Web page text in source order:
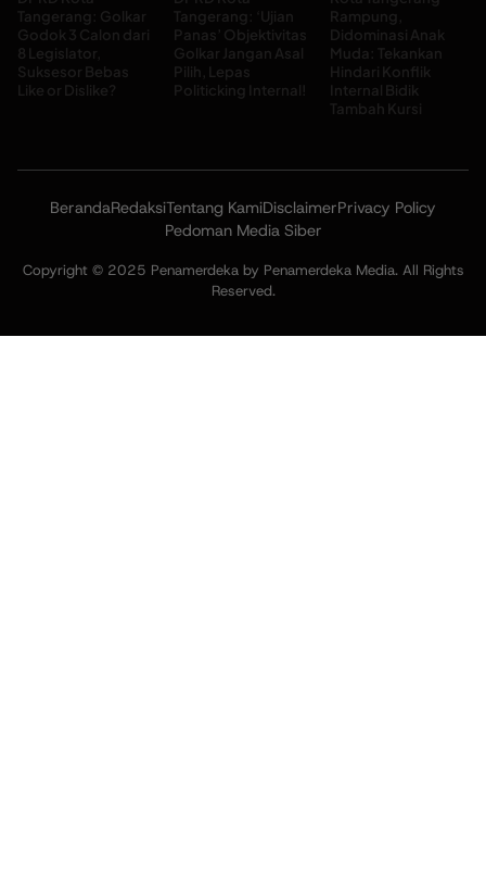
Tangerang: Golkar
Godok 3 Calon dari
8 Legislator,
Suksesor Bebas
Like or Dislike?
Tangerang: ‘Ujian
Panas’ Objektivitas
Golkar Jangan Asal
Pilih, Lepas
Politicking Internal!
Rampung,
Didominasi Anak
Muda: Tekankan
Hindari Konflik
Internal Bidik
Tambah Kursi
BerandaRedaksiTentang KamiDisclaimerPrivacy Policy
Pedoman Media Siber
Copyright © 2025 Penamerdeka by Penamerdeka Media. All Rights
Reserved.